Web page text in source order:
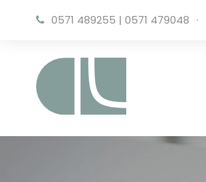
0571 489255 | 0571 479048 ·